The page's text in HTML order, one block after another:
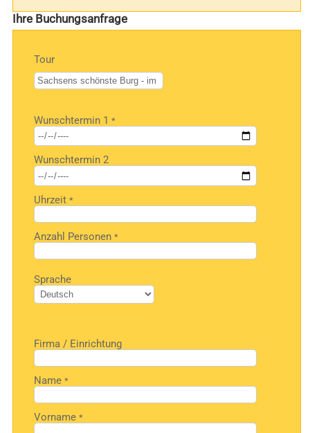
Ihre Buchungsanfrage
Tour
lasse
dieses
leer.
Wunschtermin 1*
Wunschtermin 2
Uhrzeit*
Anzahl Personen*
Bitte
lasse
dieses
Feld
Sprache
Firma / Einrichtung
Name*
Vorname*